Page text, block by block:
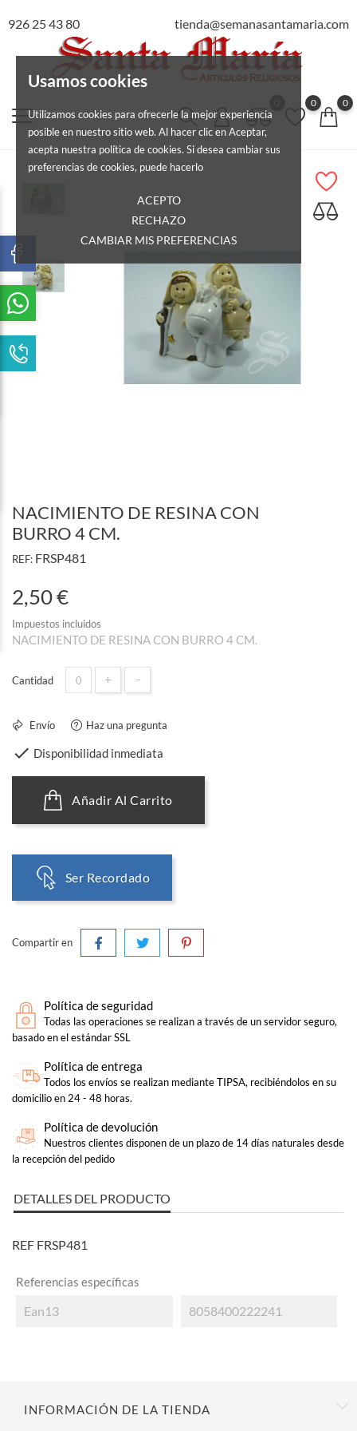
Usamos cookies
Utilizamos cookies para ofrecerle la mejor experiencia
posible en nuestro sitio web. Al hacer clic en Aceptar,
acepta nuestra política de cookies. Si desea cambiar sus
preferencias de cookies, puede hacerlo
ACEPTO
RECHAZO
CAMBIAR MIS PREFERENCIAS
926 25 43 80 tienda@semanasantamaria.com
0 0
NACIMIENTO DE RESINA CON
BURRO 4 CM.
REF: FRSP481
2,50 €
Impuestos incluidos
NACIMIENTO DE RESINA CON BURRO 4 CM.
Cantidad + -
Envío Haz una pregunta
 Disponibilidad inmediata
Añadir Al Carrito
Ser Recordado
Compartir en
Política de seguridad
Todas las operaciones se realizan a través de un servidor seguro,
basado en el estándar SSL
Política de entrega
Todos los envíos se realizan mediante TIPSA, recibiéndolos en su
domicilio en 24 - 48 horas.
Política de devolución
Nuestros clientes disponen de un plazo de 14 días naturales desde
la recepción del pedido
DETALLES DEL PRODUCTO
REF FRSP481
Referencias específicas
Ean13 8058400222241
INFORMACIÓN DE LA TIENDA